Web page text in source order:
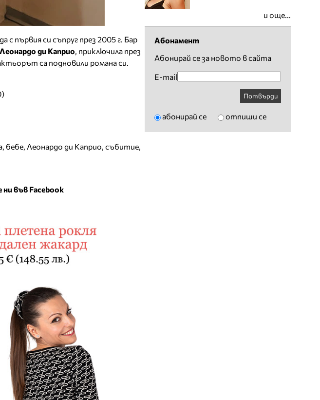
с първия си съпруг през 2005 г. Бар
Леонардо ди Каприо , приключила през
са подновили романа си.
бебе Леонардо ди Каприо събитие
ни във Facebook
и още...
Абонамент
Абонирай се за новото в сайта
E-mail
Потвърди
абонирай се отпиши се